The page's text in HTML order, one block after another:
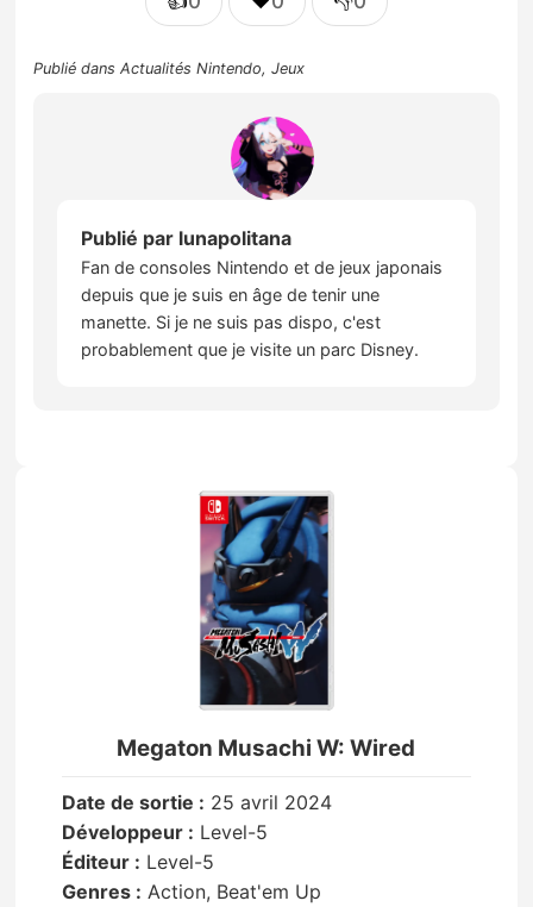
Publié dansActualités Nintendo,Jeux
Publié par lunapolitana
Fan de consoles Nintendo et de jeux japonais
depuis que je suis en âge de tenir une
manette. Si je ne suis pas dispo, c'est
probablement que je visite un parc Disney.
Megaton Musachi W: Wired
Date de sortie : 25 avril 2024
Développeur : Level-5
Éditeur : Level-5
Genres : Action, Beat'em Up